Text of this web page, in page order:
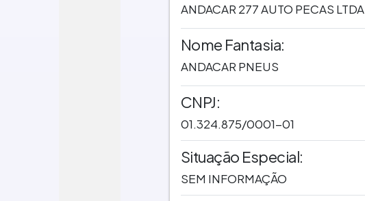
ANDACAR 277 AUTO PECAS LTDA
Nome Fantasia:
ANDACAR PNEUS
CNPJ:
01.324.875/0001-01
Situação Especial:
SEM INFORMAÇÃO